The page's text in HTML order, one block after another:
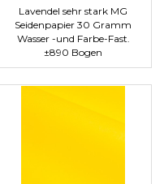
Lavendel sehr stark MG
Seidenpapier 30 Gramm
Wasser -und Farbe-Fast.
±890 Bogen